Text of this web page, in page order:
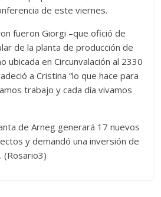
de este viernes.
fueron Giorgi –que ofició de
de la planta de producción de
ubicada en Circunvalación al 2330
a Cristina “lo que hace para
trabajo y cada día vivamos
de Arneg generará 17 nuevos
y demandó una inversión de
(Rosario3)